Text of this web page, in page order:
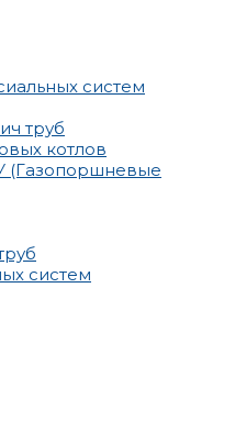
систем
труб
котлов
(Газопоршневые
систем